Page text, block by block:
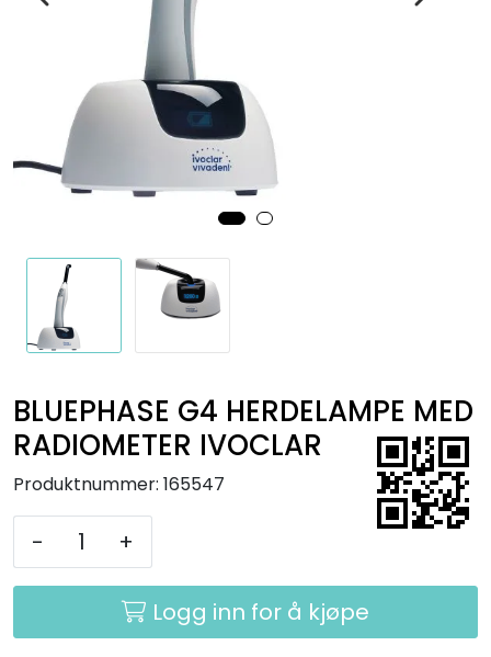
BLUEPHASE G4 HERDELAMPE MED
RADIOMETER IVOCLAR
Produktnummer: 165547
- +
Logg inn for å kjøpe